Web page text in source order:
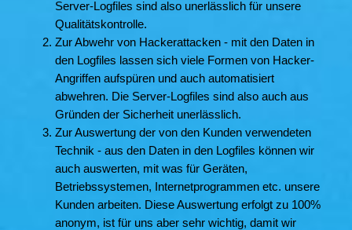
Server-Logfiles sind also unerlässlich für unsere
Qualitätskontrolle.
Zur Abwehr von Hackerattacken - mit den Daten in
den Logfiles lassen sich viele Formen von Hacker-
Angriffen aufspüren und auch automatisiert
abwehren. Die Server-Logfiles sind also auch aus
Gründen der Sicherheit unerlässlich.
Zur Auswertung der von den Kunden verwendeten
Technik - aus den Daten in den Logfiles können wir
auch auswerten, mit was für Geräten,
Betriebssystemen, Internetprogrammen etc. unsere
Kunden arbeiten. Diese Auswertung erfolgt zu 100%
anonym, ist für uns aber sehr wichtig, damit wir